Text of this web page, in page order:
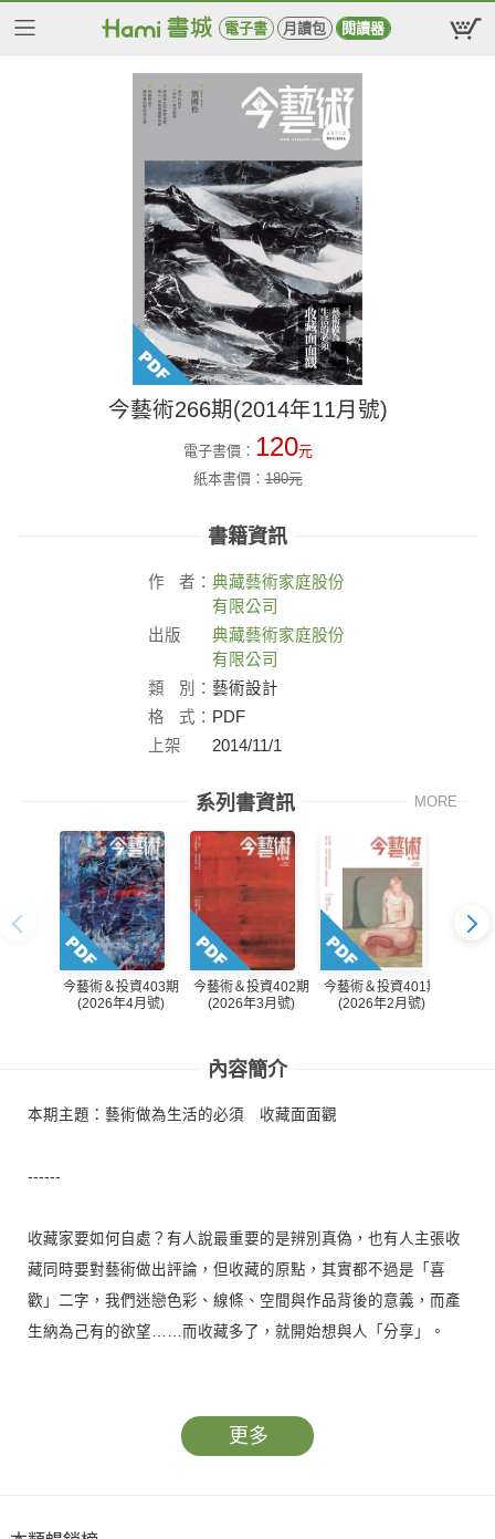
電子書 月讀包 閱讀器
今藝術266期(2014年11月號)
電子書價： 120元
紙本書價：180元
書籍資訊
作 者： 典藏藝術家庭股份
有限公司
出版
典藏藝術家庭股份
有限公司
類
別： 藝術設計
格
式： PDF
上架
2014/11/1
系列書資訊 MORE
今藝術＆投資403期
(2026年4月號)
今藝術＆投資402期
(2026年3月號)
今藝術＆投資401期
(2026年2月號)
內容簡介
本期主題：藝術做為生活的必須 收藏面面觀
------
收藏家要如何自處？有人說最重要的是辨別真偽，也有人主張收
藏同時要對藝術做出評論，但收藏的原點，其實都不過是「喜
歡」二字，我們迷戀色彩、線條、空間與作品背後的意義，而產
生納為己有的欲望……而收藏多了，就開始想與人「分享」。
有他人的作品來建構一件自己的作品。」一如巴黎新落成的路易
威登基金會，建築與藏品已成為著陸於藝術聖地的大型作品。本
更多